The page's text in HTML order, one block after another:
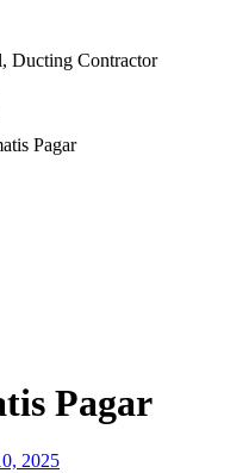
Ducting Contractor
Pagar
Pagar
2025